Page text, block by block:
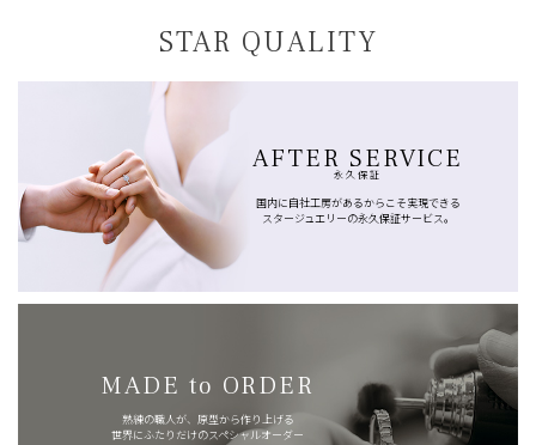
STAR QUALITY
AFTER SERVICE
永久保証
国内に自社工房があるからこそ実現できる
スタージュエリーの永久保証サービス。
MADE to ORDER
熟練の職人が、原型から作り上げる
世界にふたりだけのスペシャルオーダー